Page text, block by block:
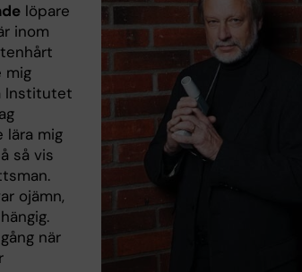
löpare
inom
mig
Institutet
lära mig
så vis
ojämn,
när